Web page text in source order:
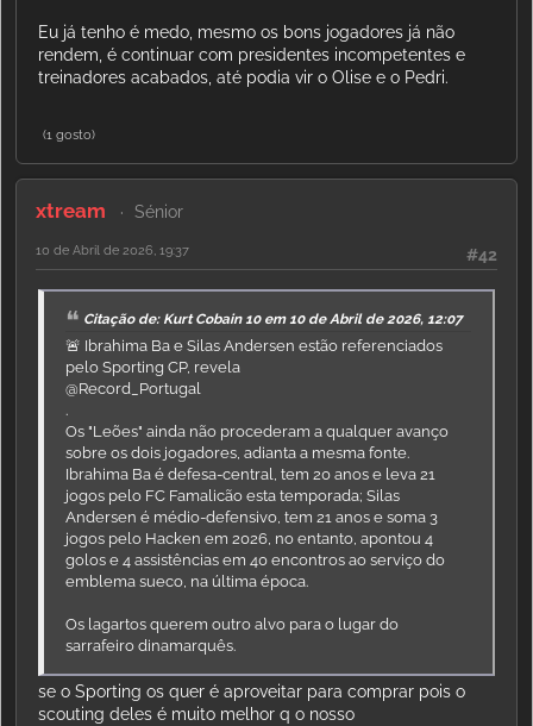
Eu já tenho é medo, mesmo os bons jogadores já não
rendem, é continuar com presidentes incompetentes e
treinadores acabados, até podia vir o Olise e o Pedri.
(1 gosto)
xtream Sénior
#42
10 de Abril de 2026, 19:37
Citação de: Kurt Cobain 10 em 10 de Abril de 2026, 12:07
🚨 Ibrahima Ba e Silas Andersen estão referenciados
pelo Sporting CP, revela
@Record_Portugal
.
Os "Leões" ainda não procederam a qualquer avanço
sobre os dois jogadores, adianta a mesma fonte.
Ibrahima Ba é defesa-central, tem 20 anos e leva 21
jogos pelo FC Famalicão esta temporada; Silas
Andersen é médio-defensivo, tem 21 anos e soma 3
jogos pelo Hacken em 2026, no entanto, apontou 4
golos e 4 assistências em 40 encontros ao serviço do
emblema sueco, na última época.
Os lagartos querem outro alvo para o lugar do
sarrafeiro dinamarquês.
se o Sporting os quer é aproveitar para comprar pois o
scouting deles é muito melhor q o nosso